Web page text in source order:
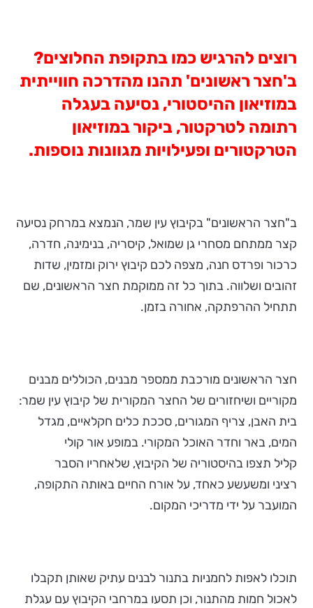
רוצים להרגיש כמו בתקופת החלוצים?
ב'חצר ראשונים' תהנו מהדרכה חווייתית
במוזיאון ההיסטורי, נסיעה בעגלה
רתומה לטרקטור, ביקור במוזיאון
הטרקטורים ופעילויות מגוונות נוספות.
ב"חצר הראשונים" בקיבוץ עין שמר, הנמצא במרחק נסיעה
קצר ממתחם מסחרי גן שמואל, קיסריה, בנימינה, חדרה,
כרכור ופרדס חנה, מצפה לכם קיבוץ ירוק ומזמין, שדות
זהובים ושלווה. בתוך כל זה ממוקמת חצר הראשונים, שם
תתחיל ההרפתקה, אחורה בזמן.
חצר הראשונים מורכבת ממספר מבנים, הכוללים מבנים
מקוריים ושיחזורים של החצר המקורית של קיבוץ עין שמר:
בית האבן, צריף המגורים, סככת כלים חקלאיים, מגדל
המים, באר וחדר האוכל המקורי. במופע אור קולי
קליל תצפו בהיסטוריה של הקיבוץ, שלאחריו הסבר
רציני ומשעשע כאחד, על אורח החיים באותה התקופה,
המועבר על ידי מדריכי המקום.
תוכלו לאפות לחמניות בתנור לבנים עתיק שאותן תקבלו
לאכול חמות מהתנור, וכן תסעו במרחבי הקיבוץ עם עגלת